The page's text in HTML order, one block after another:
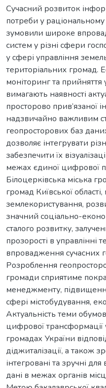
Сучасний розвиток
потреби у раціональному
зумовили широке
систем у різні сфери
у сфері управління
територіальних громад.
моніторинг та прийняття
вимагають наявності
просторово прив’язаної
надзвичайно важливим
геопросторових баз
дозволяє інтегрувати
забезпечити їх
межах єдиної цифрової
Білоцерківська міська
громад Київської
землекористування,
значний соціально-
сталого розвитку,
прозорості в управлінні
впровадження сучасних
Розроблення
громади сприятиме
менеджменту,
сфері містобудування,
Актуальність теми
цифрової трансформації
громадах України
діджиталізації, а також
інтегровані та зручні
дані в межах органів